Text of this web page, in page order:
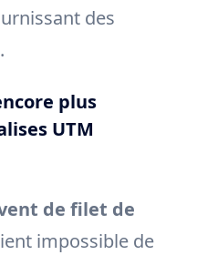
des
plus
UTM
de filet de
impossible de